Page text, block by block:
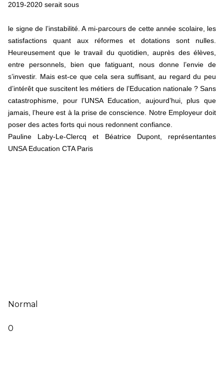
2019-2020 serait sous
le signe de l’instabilité. A mi-parcours de cette année scolaire, les
satisfactions quant aux réformes et dotations sont nulles.
Heureusement que le travail du quotidien, auprès des élèves,
entre personnels, bien que fatiguant, nous donne l’envie de
s’investir. Mais est-ce que cela sera suffisant, au regard du peu
d’intérêt que suscitent les métiers de l’Education nationale ? Sans
catastrophisme, pour l’UNSA Education, aujourd’hui, plus que
jamais, l’heure est à la prise de conscience. Notre Employeur doit
poser des actes forts qui nous redonnent confiance.
Pauline Laby-Le-Clercq et Béatrice Dupont, représentantes
UNSA Education CTA Paris
Normal
0